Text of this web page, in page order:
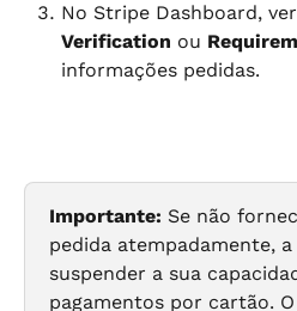
No Stripe Dashboard,
Verification ou
informações pedidas.
Importante: Se não
pedida atempadamente,
suspender a sua
pagamentos por cartão.